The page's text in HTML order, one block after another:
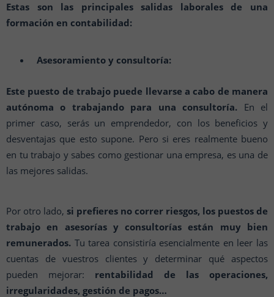
Estas son las principales salidas laborales de una
formación en contabilidad:
Asesoramiento y consultoría:
Este puesto de trabajo puede llevarse a cabo de manera
autónoma o trabajando para una consultoría. En el
primer caso, serás un emprendedor, con los beneficios y
desventajas que esto supone. Pero si eres realmente bueno
en tu trabajo y sabes como gestionar una empresa, es una de
las mejores salidas.
Por otro lado, si prefieres no correr riesgos, los puestos de
trabajo en asesorías y consultorías están muy bien
remunerados. Tu tarea consistiría esencialmente en leer las
cuentas de vuestros clientes y determinar qué aspectos
pueden mejorar: rentabilidad de las operaciones,
irregularidades, gestión de pagos…